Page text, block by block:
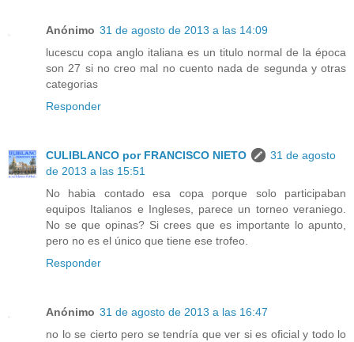
Anónimo 31 de agosto de 2013 a las 14:09
lucescu copa anglo italiana es un titulo normal de la época
son 27 si no creo mal no cuento nada de segunda y otras
categorias
Responder
CULIBLANCO por FRANCISCO NIETO
31 de agosto
de 2013 a las 15:51
No habia contado esa copa porque solo participaban
equipos Italianos e Ingleses, parece un torneo veraniego.
No se que opinas? Si crees que es importante lo apunto,
pero no es el único que tiene ese trofeo.
Responder
Anónimo 31 de agosto de 2013 a las 16:47
no lo se cierto pero se tendría que ver si es oficial y todo lo